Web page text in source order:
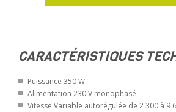
CARACTÉRISTIQUES
Puissance 350 W
Alimentation 230 V monophasé
Vitesse Variable autorégulée de 2 300 à 9